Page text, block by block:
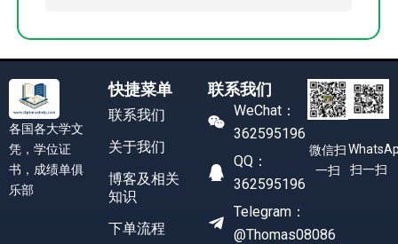
各国各大学文
凭，学位证
书，成绩单俱
乐部
快捷菜单
联系我们
关于我们
博客及相关
知识
下单流程
联系我们
WeChat：
362595196
QQ：
362595196
Telegram：
@Thomas08086
微信扫
一扫
扫一扫